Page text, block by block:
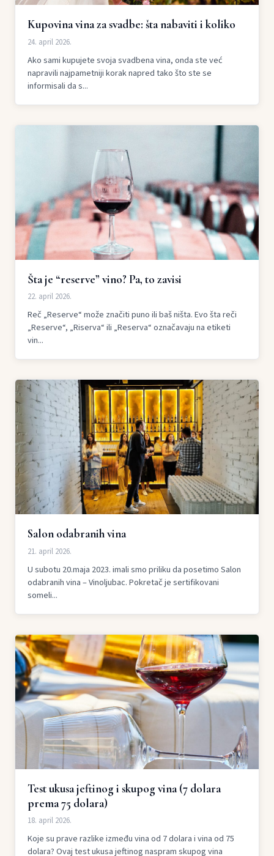
Kupovina vina za svadbe: šta nabaviti i koliko
24. april 2026.
Ako sami kupujete svoja svadbena vina, onda ste već
napravili najpametniji korak napred tako što ste se
informisali da s...
Šta je “reserve” vino? Pa, to zavisi
22. april 2026.
Reč „Reserve“ može značiti puno ili baš ništa. Evo šta reči
„Reserve“, „Riserva“ ili „Reserva“ označavaju na etiketi
vin...
Salon odabranih vina
21. april 2026.
U subotu 20.maja 2023. imali smo priliku da posetimo Salon
odabranih vina – Vinoljubac. Pokretač je sertifikovani
someli...
Test ukusa jeftinog i skupog vina (7 dolara
prema 75 dolara)
18. april 2026.
Koje su prave razlike između vina od 7 dolara i vina od 75
dolara? Ovaj test ukusa jeftinog naspram skupog vina